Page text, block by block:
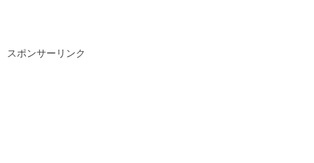
スポンサーリンク